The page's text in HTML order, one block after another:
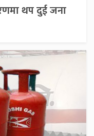
थप दुई जना